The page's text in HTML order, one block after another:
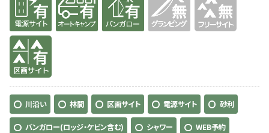
有り
川沿い 林間 区画サイト 電源サイト 砂利
バンガロー(ロッジ・ケビン含む) シャワー WEB予約